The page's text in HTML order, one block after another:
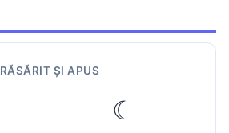
RĂSĂRIT ȘI APUS
☾